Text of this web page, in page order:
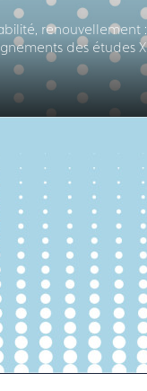
renouvellement
des études
en arts de la table